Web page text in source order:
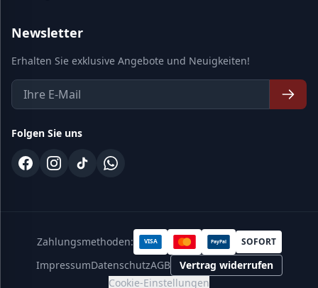
Newsletter
Erhalten Sie exklusive Angebote und Neuigkeiten!
Folgen Sie uns
Zahlungsmethoden: VISA PayPal SOFORT
ImpressumDatenschutzAGB
Vertrag widerrufen
Cookie-Einstellungen